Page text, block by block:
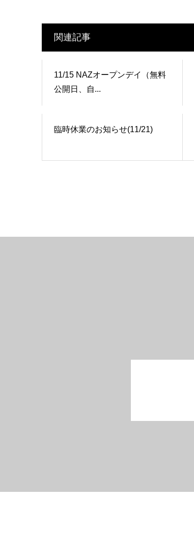
関連記事
11/15 NAZオープンデイ（無料
公開日、自...
臨時休業のお知らせ(11/21)